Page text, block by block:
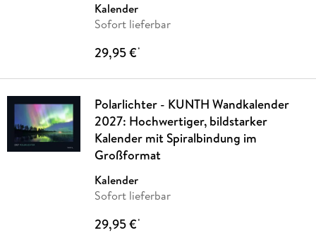
Kalender
Sofort lieferbar
29,95 €*
Polarlichter - KUNTH Wandkalender
2027: Hochwertiger, bildstarker
Kalender mit Spiralbindung im
Großformat
Kalender
Sofort lieferbar
29,95 €*